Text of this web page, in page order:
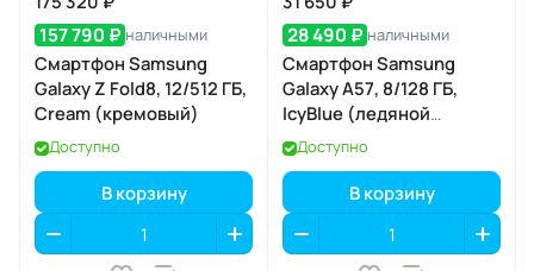
157 790 ₽ наличными
Смартфон Samsung
Galaxy Z Fold8, 12/512 ГБ,
Cream (кремовый)
Доступно
В корзину
28 490 ₽ наличными
Смартфон Samsung
Galaxy A57, 8/128 ГБ,
IcyBlue (ледяной
голубой)
Доступно
В корзину